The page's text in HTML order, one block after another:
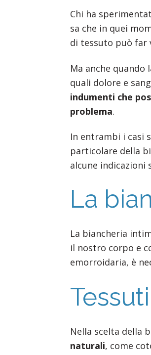
Chi ha
sa che in quei
di tessuto può far
Ma anche
quali dolore e
indumenti che
problema.
In entrambi i casi
particolare della
alcune indicazioni
La
La biancheria
il nostro corpo e
emorroidaria, è
Nella scelta della
naturali, come